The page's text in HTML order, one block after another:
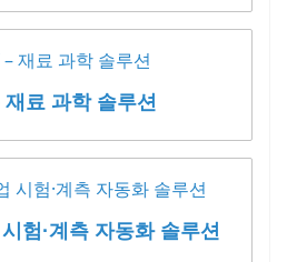
료 과학 솔루션
험·계측 자동화 솔루션